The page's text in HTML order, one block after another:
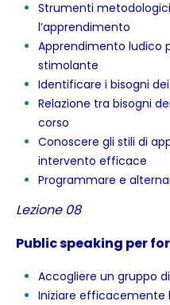
Strumenti
l’apprendimento
Apprendimento ludico
stimolante
Identificare i bisogni
Relazione tra bisogni
corso
Conoscere gli stili di
intervento efficace
Programmare e
Lezione 08
Public speaking per
Accogliere un gruppo
Iniziare efficacemente